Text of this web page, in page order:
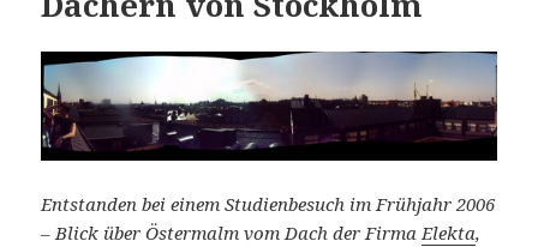
Entstanden bei einem Studienbesuch im Frühjahr 2006
– Blick über Östermalm vom Dach der Firma Elekta,